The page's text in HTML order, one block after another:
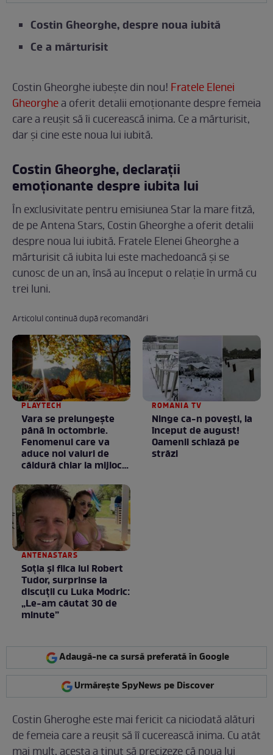
Costin Gheorghe, despre noua iubită
Ce a mărturisit
Costin Gheorghe iubește din nou! Fratele Elenei
Gheorghea oferit detalii emoționante despre femeia
care a reușit să îi cucerească inima. Ce a mărturisit,
dar și cine este noua lui iubită.
Costin Gheorghe, declarații
emoționante despre iubita lui
În exclusivitate pentru emisiunea Star la mare fitză,
de pe Antena Stars, Costin Gheorghe a oferit detalii
despre noua lui iubită. Fratele Elenei Gheorghe a
mărturisit că iubita lui este machedoancă și se
cunosc de un an, însă au început o relație în urmă cu
trei luni.
Articolul continuă după recomandări
PLAYTECH
Vara se prelungeşte
până în octombrie.
Fenomenul care va
aduce noi valuri de
căldură chiar la mijlocul
ROMANIA TV
Ninge ca-n povești, la
început de august!
Oamenii schiază pe
străzi
ANTENASTARS
Soția și fiica lui Robert
Tudor, surprinse la
discuții cu Luka Modric:
„Le-am căutat 30 de
minute”
Adaugă-ne ca sursă preferată în Google
Urmărește SpyNews pe Discover
Costin Gheroghe este mai fericit ca niciodată alături
de femeia care a reușit să îî cucerească inima. Cu atât